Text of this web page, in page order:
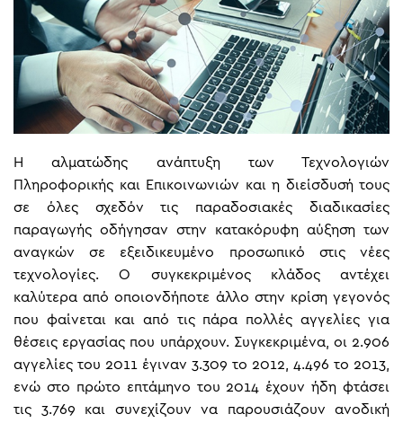
Η αλματώδης ανάπτυξη των Τεχνολογιών
Πληροφορικής και Επικοινωνιών και η διείσδυσή τους
σε όλες σχεδόν τις παραδοσιακές διαδικασίες
παραγωγής οδήγησαν στην κατακόρυφη αύξηση των
αναγκών σε εξειδικευμένο προσωπικό στις νέες
τεχνολογίες. Ο συγκεκριμένος κλάδος αντέχει
καλύτερα από οποιονδήποτε άλλο στην κρίση γεγονός
που φαίνεται και από τις πάρα πολλές αγγελίες για
θέσεις εργασίας που υπάρχουν. Συγκεκριμένα, οι 2.906
αγγελίες του 2011 έγιναν 3.309 το 2012, 4.496 το 2013,
ενώ στο πρώτο επτάμηνο του 2014 έχουν ήδη φτάσει
τις 3.769 και συνεχίζουν να παρουσιάζουν ανοδική